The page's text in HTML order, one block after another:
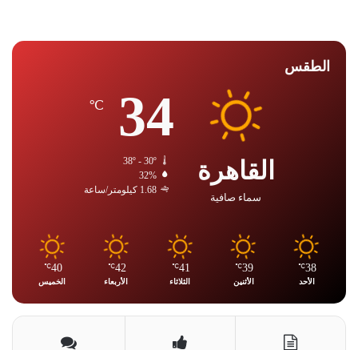
الطقس
القاهرة
سماء صافية
34
℃
38º - 30º
32%
1.68 كيلومتر/ساعة
38
℃
الأحد
39
℃
الأثنين
41
℃
الثلاثاء
42
℃
الأربعاء
40
℃
الخميس